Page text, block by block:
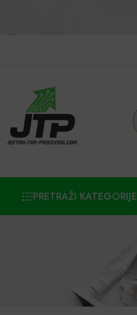
PRETRAŽI KATEGORIJE